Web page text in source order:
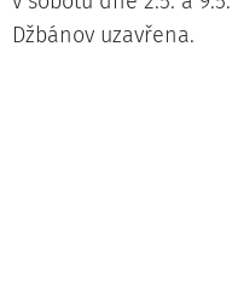
Džbánov uzavřena.